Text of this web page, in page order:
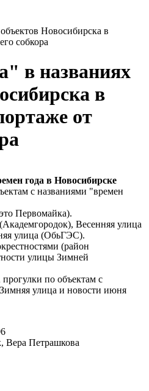
Новосибирска в
собкора
в названиях
в
от
года в Новосибирске
с названиями "времен
Первомайка).
Весенняя улица
улица (ОбьГЭС).
(район
улицы Зимней
прогулки по объектам с
улица и новости июня
Вера Петрашкова